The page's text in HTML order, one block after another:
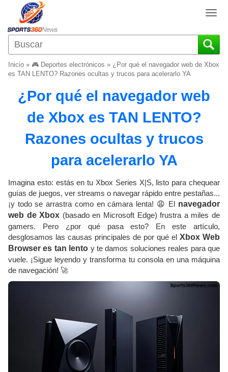
T
g
g
n
Inicio » 🎮 Deportes electrónicos » ¿Por qué el navegador web de Xbox
es TAN LENTO? Razones ocultas y trucos para acelerarlo YA
¿Por qué el navegador web
de Xbox es TAN LENTO?
Razones ocultas y trucos
para acelerarlo YA
Imagina esto: estás en tu Xbox Series X|S, listo para chequear
guías de juegos, ver streams o navegar rápido entre pestañas...
¡y todo se arrastra como en cámara lenta! 😩 El navegador
web de Xbox (basado en Microsoft Edge) frustra a miles de
gamers. Pero ¿por qué pasa esto? En este artículo,
desglosamos las causas principales de por qué el Xbox Web
Browser es tan lento y te damos soluciones reales para que
vuele. ¡Sigue leyendo y transforma tu consola en una máquina
de navegación! 🚀